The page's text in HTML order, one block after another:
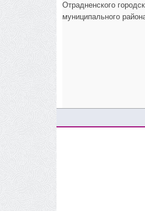
Отрадненского
муниципального